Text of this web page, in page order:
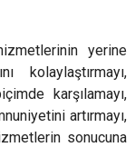
yerine
kolaylaştırmayı,
karşılamayı,
artırmayı,
sonucuna